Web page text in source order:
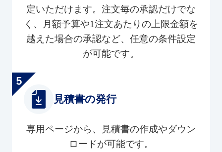
定いただけます。注文毎の承認だけでな
く、月額予算や1注文あたりの上限金額を
越えた場合の承認など、任意の条件設定
が可能です。
見積書の発行
専用ページから、見積書の作成やダウン
ロードが可能です。